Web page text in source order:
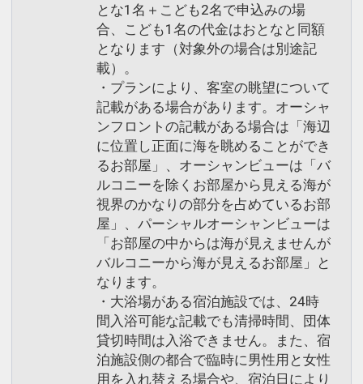
とな1名＋こども2名で申込みの場
合、こども1名の代金はおとなと同額
となります（対象外の場合は別途記
載）。
・プランにより、客室の眺望について
記載がある場合があります。オーシャ
ンフロントの記載がある場合は「海辺
に位置し正面に海を眺めることができ
るお部屋」、オーシャンビューは「バ
ルコニーを除くお部屋から見える海が
視界のかなりの部分を占めているお部
屋」、パーシャルオーシャンビューは
「お部屋の中からは海が見えませんが
バルコニーから海が見えるお部屋」と
なります。
・大浴場がある宿泊施設では、24時
間入浴可能な記載でも清掃時間、団体
貸切時間は入浴できません。また、宿
泊施設側の都合で臨時に男性用と女性
用を入れ替える場合や、宿泊日により